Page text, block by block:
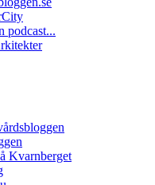
podcast...
Kvarnberget